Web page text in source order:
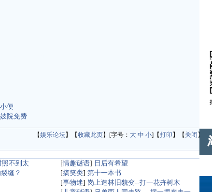
便
院免费
【娱乐论坛】【收藏此页】[字号： 大 中 小]【打印 】【 关闭 】
不到太 [情趣谜语] 日后有希望
缝？ [搞笑类] 第十一本书
[事物迷] 岗上造林旧貌变--打一花卉树木